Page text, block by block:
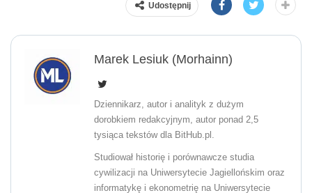
Udostępnij
Marek Lesiuk (Morhainn)
Dziennikarz, autor i analityk z dużym
dorobkiem redakcyjnym, autor ponad 2,5
tysiąca tekstów dla BitHub.pl.
Studiował historię i porównawcze studia
cywilizacji na Uniwersytecie Jagiellońskim oraz
informatykę i ekonometrię na Uniwersytecie